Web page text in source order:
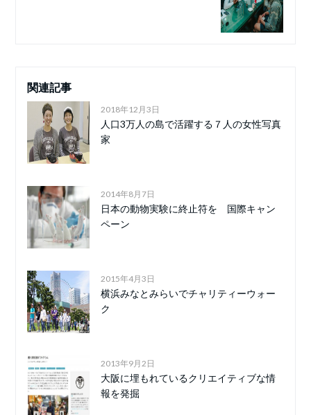
関連記事
2018年12月3日
人口3万人の島で活躍する７人の女性写真
家
2014年8月7日
日本の動物実験に終止符を 国際キャン
ペーン
2015年4月3日
横浜みなとみらいでチャリティーウォー
ク
2013年9月2日
大阪に埋もれているクリエイティブな情
報を発掘